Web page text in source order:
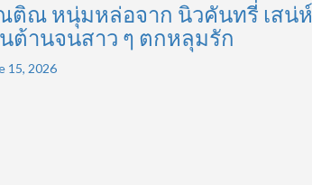
ติณ หนุ่มหล่อจาก นิวคันทรี่ เสน่ห์
นต้านจนสาว ๆ ตกหลุมรัก
15, 2026